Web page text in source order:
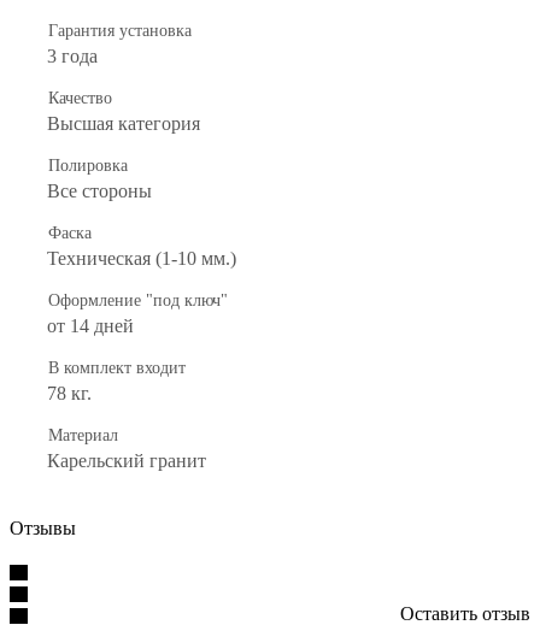
Гарантия установка
3 года
Качество
Высшая категория
Полировка
Все стороны
Фаска
Техническая (1-10 мм.)
Оформление "под ключ"
от 14 дней
В комплект входит
78 кг.
Материал
Карельский гранит
Отзывы
Оставить отзыв